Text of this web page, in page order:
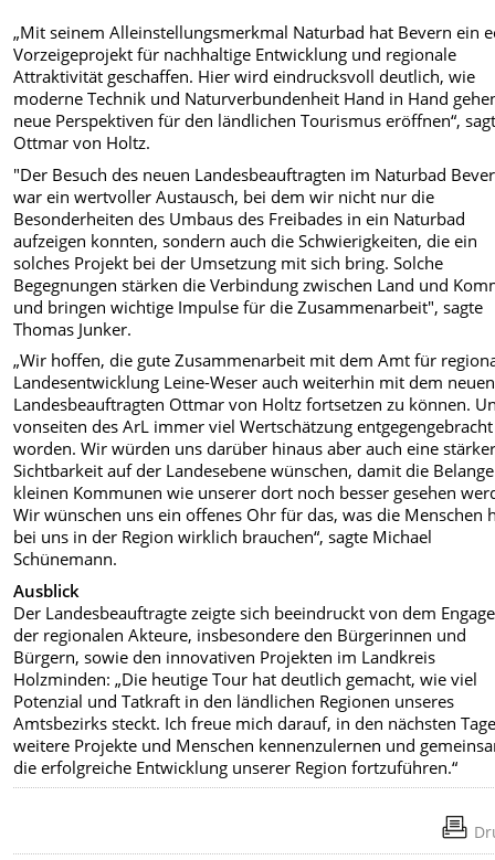
„Mit seinem Alleinstellungsmerkmal Naturbad hat Bevern ein
Vorzeigeprojekt für nachhaltige Entwicklung und regionale
Attraktivität geschaffen. Hier wird eindrucksvoll deutlich, wie
moderne Technik und Naturverbundenheit Hand in Hand
neue Perspektiven für den ländlichen Tourismus eröffnen“,
Ottmar von Holtz.
"Der Besuch des neuen Landesbeauftragten im Naturbad
war ein wertvoller Austausch, bei dem wir nicht nur die
Besonderheiten des Umbaus des Freibades in ein Naturbad
aufzeigen konnten, sondern auch die Schwierigkeiten, die ein
solches Projekt bei der Umsetzung mit sich bring. Solche
Begegnungen stärken die Verbindung zwischen Land und
und bringen wichtige Impulse für die Zusammenarbeit", sagte
Thomas Junker.
„Wir hoffen, die gute Zusammenarbeit mit dem Amt für
Landesentwicklung Leine-Weser auch weiterhin mit dem neuen
Landesbeauftragten Ottmar von Holtz fortsetzen zu können.
vonseiten des ArL immer viel Wertschätzung entgegengebracht
worden. Wir würden uns darüber hinaus aber auch eine
Sichtbarkeit auf der Landesebene wünschen, damit die
kleinen Kommunen wie unserer dort noch besser gesehen
Wir wünschen uns ein offenes Ohr für das, was die Menschen
bei uns in der Region wirklich brauchen“, sagte Michael
Schünemann.
Ausblick
Der Landesbeauftragte zeigte sich beeindruckt von dem
der regionalen Akteure, insbesondere den Bürgerinnen und
Bürgern, sowie den innovativen Projekten im Landkreis
Holzminden: „Die heutige Tour hat deutlich gemacht, wie viel
Potenzial und Tatkraft in den ländlichen Regionen unseres
Amtsbezirks steckt. Ich freue mich darauf, in den nächsten
weitere Projekte und Menschen kennenzulernen und
die erfolgreiche Entwicklung unserer Region fortzuführen.“